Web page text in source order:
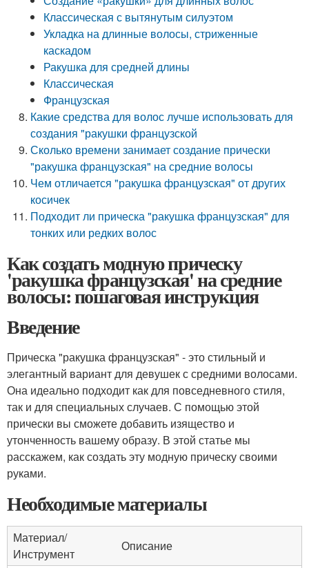
Классическая с вытянутым силуэтом
Укладка на длинные волосы, стриженные
каскадом
Ракушка для средней длины
Классическая
Французская
Какие средства для волос лучше использовать для
создания "ракушки французской
Сколько времени занимает создание прически
"ракушка французская" на средние волосы
Чем отличается "ракушка французская" от других
косичек
Подходит ли прическа "ракушка французская" для
тонких или редких волос
Как создать модную прическу
'ракушка французская' на средние
волосы: пошаговая инструкция
Введение
Прическа "ракушка французская" - это стильный и
элегантный вариант для девушек с средними волосами.
Она идеально подходит как для повседневного стиля,
так и для специальных случаев. С помощью этой
прически вы сможете добавить изящество и
утонченность вашему образу. В этой статье мы
расскажем, как создать эту модную прическу своими
руками.
Необходимые материалы
Материал/
Инструмент
Описание